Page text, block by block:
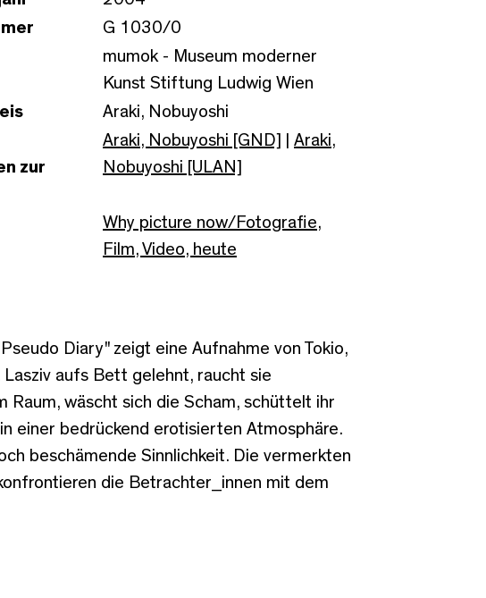
G 1030/0
mumok - Museum moderner
Kunst Stiftung Ludwig Wien
Araki, Nobuyoshi
zur
Araki, Nobuyoshi [GND]
Araki,
Nobuyoshi [ULAN]
Why picture now/Fotografie,
Film, Video, heute
Diary" zeigt eine Aufnahme von Tokio,
aufs Bett gelehnt, raucht sie
wäscht sich die Scham, schüttelt ihr
einer bedrückend erotisierten Atmosphäre.
beschämende Sinnlichkeit. Die vermerkten
die Betrachter_innen mit dem